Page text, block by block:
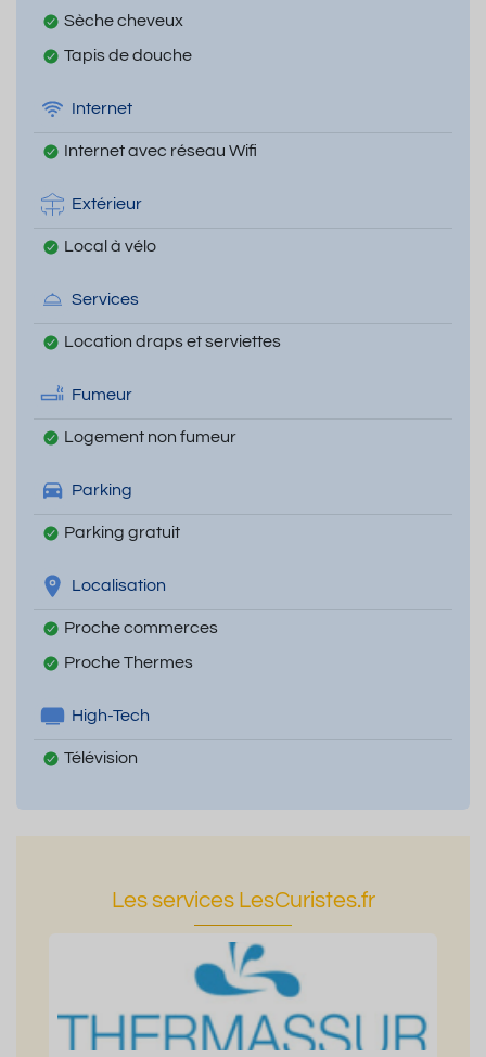
Sèche cheveux
Tapis de douche
Internet
Internet avec réseau Wifi
Extérieur
Local à vélo
Services
Location draps et serviettes
Fumeur
Logement non fumeur
Parking
Parking gratuit
Localisation
Proche commerces
Proche Thermes
High-Tech
Télévision
Les services LesCuristes.fr